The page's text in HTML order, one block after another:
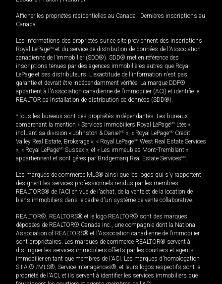
Afficher les propriétés résidentielles au Canada | Dernières inscriptions au
Canada
Les informations des propriétés sur ce site proviennent des inscriptions
Royal LePageMD et du service de distribution de données de l'Association
canadienne de l’immobilier (SDD®). SDD® met en référence des
inscriptions tenues par des agences immobilières autres que Royal
LePage et ses distributeurs. L'exactitude de l'information n'est pas
garantie et devrait être indépendamment vérifiée. La marque DDF®
appartient à l'Association canadienne de l’immobilier (ACI) et identifie le
REALTOR.ca Installation de distribution de données (SDD®).
*Tous les bureaux sont des propriétés indépendantes. Les bureaux
comprenant la mention « Services immobiliers Royal LePageMD Ltée »,
incluant sa division « Johnston & Daniel MD », « Royal LePageMD Credit
Valley Real Estate, Brokerage », « Royal LePageMD West Real Estate Services
», « Royal LePageMD Sussex », et « Les immeubles Mont-Tremblant »
appartiennent et sont gérés par Bridgemarq Real Estate ServicesMD
Les marques de commerce MLS® ainsi que les logos qui s'y rapportent
désignent les services professionnels rendus par les membres
REALTORS® de l'ACI en vue de l'achat, de la vente et de la location de
biens immobiliers dans le cadre d'un système de vente collaborative.
REALTOR®, REALTORS® et le logo REALTOR® sont des marques
déposées de REALTOR® Canada Inc., une compagnie dont la National
Association of REALTORS® et l'Association canadienne de l’immobilier
sont propriétaires. Les marques de commerce REALTOR® servent à
distinguer les services immobiliers offerts par les courtiers et agents
immobilier en tant que membres de l'ACI. Les marques d'homologation
S.I.A.® /MLS®, Service inter-agences®, et leurs logos respectifs sont la
propriété de l'ACI, et ils servent à identifier les services immobiliers que